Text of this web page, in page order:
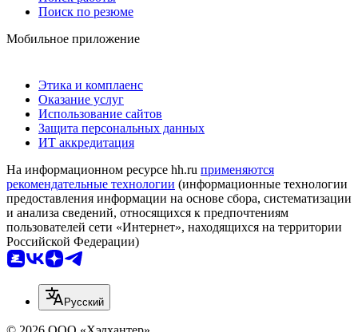
Поиск по резюме
Мобильное приложение
Этика и комплаенс
Оказание услуг
Использование сайтов
Защита персональных данных
ИТ аккредитация
На информационном ресурсе hh.ru применяются
рекомендательные технологии (информационные технологии
предоставления информации на основе сбора, систематизации
и анализа сведений, относящихся к предпочтениям
пользователей сети «Интернет», находящихся на территории
Российской Федерации)
Русский